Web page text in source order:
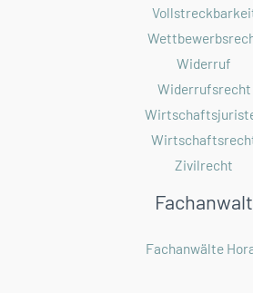
Widerruf
Widerrufsrecht
Zivilrecht
Fachanwalt
Fachanwälte